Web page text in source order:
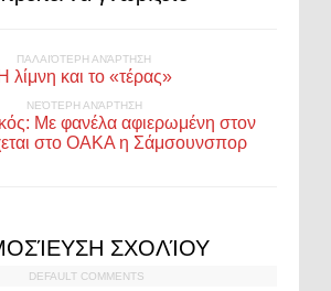
ΠΑΛΑΙΌΤΕΡΗ ΑΝΆΡΤΗΣΗ
Η λίμνη και το «τέρας»
ΝΕΌΤΕΡΗ ΑΝΆΡΤΗΣΗ
Με φανέλα αφιερωμένη στον
στο ΟΑΚΑ η Σάμσουνσπορ
ΣΧΟΛΊΟΥ
DEFAULT COMMENTS